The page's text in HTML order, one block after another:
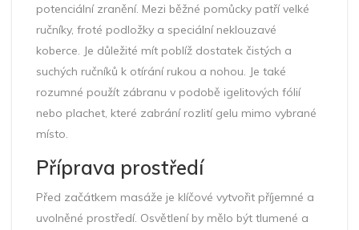
potenciální zranění. Mezi běžné pomůcky patří velké
ručníky, froté podložky a speciální neklouzavé
koberce. Je důležité mít poblíž dostatek čistých a
suchých ručníků k otírání rukou a nohou. Je také
rozumné použít zábranu v podobě igelitových fólií
nebo plachet, které zabrání rozlití gelu mimo vybrané
místo.
Příprava prostředí
Před začátkem masáže je klíčové vytvořit příjemné a
uvolněné prostředí. Osvětlení by mělo být tlumené a